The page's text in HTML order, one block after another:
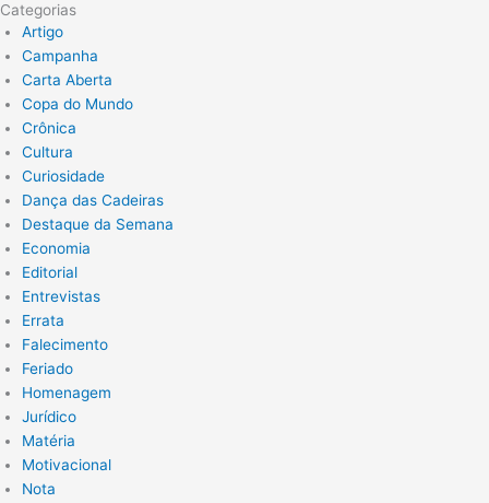
Categorias
Artigo
Campanha
Carta Aberta
Copa do Mundo
Crônica
Cultura
Curiosidade
Dança das Cadeiras
Destaque da Semana
Economia
Editorial
Entrevistas
Errata
Falecimento
Feriado
Homenagem
Jurídico
Matéria
Motivacional
Nota